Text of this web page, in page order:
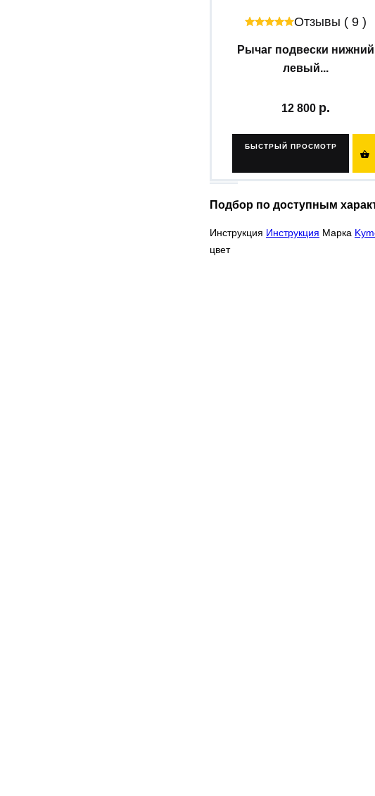
Отзывы ( 9 )
Рычаг подвески нижний
левый...
12 800
БЫСТРЫЙ ПРОСМОТР

Подбор по доступным
Инструкция Инструкция Марка
цвет